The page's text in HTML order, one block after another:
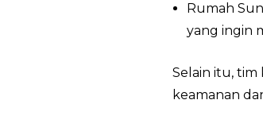
Rumah
yang ingin
Selain itu,
keamanan